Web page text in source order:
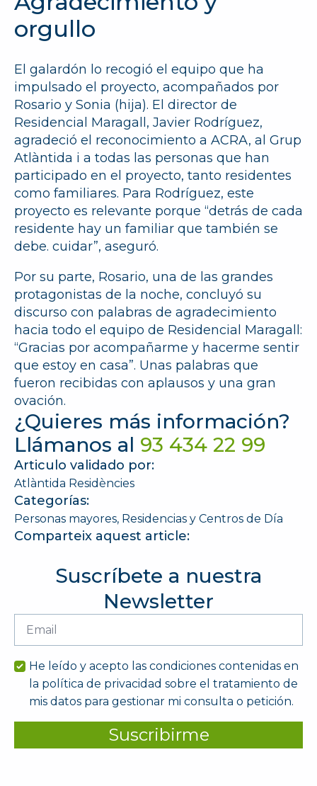
orgullo
El galardón lo recogió el equipo que ha
impulsado el proyecto, acompañados por
Rosario y Sonia (hija). El director de
Residencial Maragall, Javier Rodríguez,
agradeció el reconocimiento a ACRA, al Grup
Atlàntida i a todas las personas que han
participado en el proyecto, tanto residentes
como familiares. Para Rodríguez, este
proyecto es relevante porque “detrás de cada
residente hay un familiar que también se
debe. cuidar”, aseguró.
Por su parte, Rosario, una de las grandes
protagonistas de la noche, concluyó su
discurso con palabras de agradecimiento
hacia todo el equipo de Residencial Maragall:
“Gracias por acompañarme y hacerme sentir
que estoy en casa”. Unas palabras que
fueron recibidas con aplausos y una gran
ovación.
¿Quieres más información?
Llámanos al 93 434 22 99
Articulo validado por:
Atlàntida Residències
Categorías:
Personas mayores Residencias y Centros de Día
Comparteix aquest article:
Suscríbete a nuestra
Newsletter
Email
He leído y acepto las condiciones contenidas en
la política de privacidad sobre el tratamiento de
mis datos para gestionar mi consulta o petición.
Suscribirme